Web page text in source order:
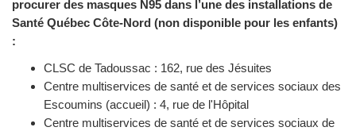
procurer des masques N95 dans l’une des installations de
Santé Québec Côte-Nord (non disponible pour les enfants)
:
CLSC de Tadoussac : 162, rue des Jésuites
Centre multiservices de santé et de services sociaux des
Escoumins (accueil) : 4, rue de l'Hôpital
Centre multiservices de santé et de services sociaux de